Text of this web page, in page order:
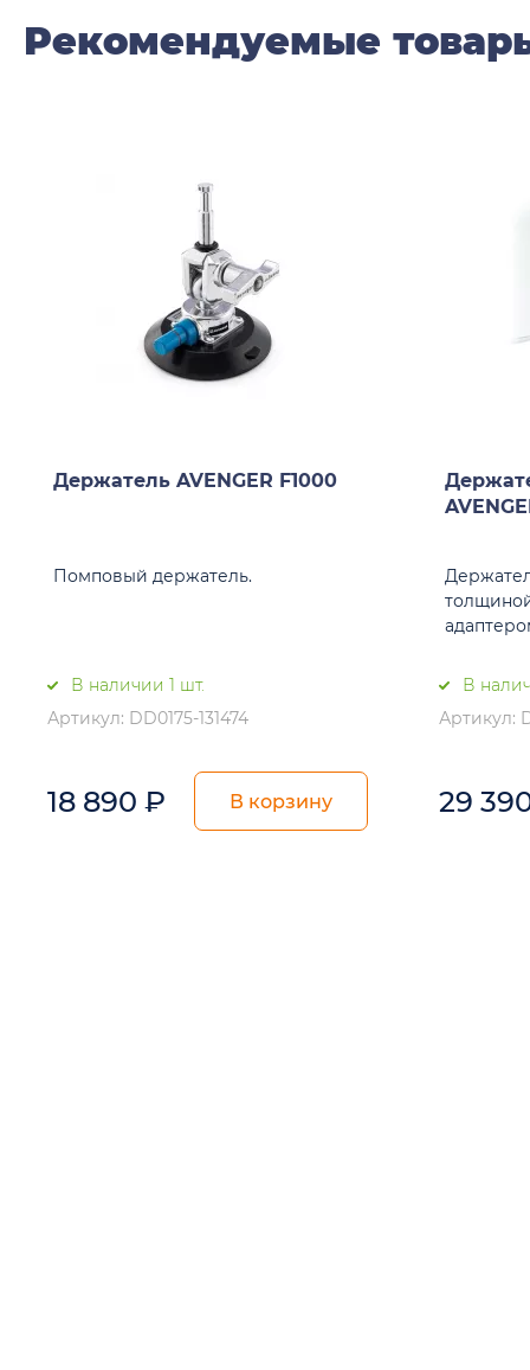
Рекомендуемые
Держатель AVENGER F1000
Помповый держатель.
В наличии 1 шт.
Артикул: DD0175-131474
18 890 ₽ В корзину
В
Артикул:
29